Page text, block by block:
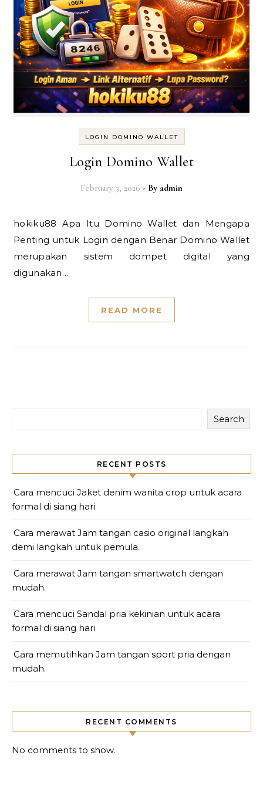
LOGIN DOMINO WALLET
Login Domino Wallet
February 3, 2026 - By admin
hokiku88 Apa Itu Domino Wallet dan Mengapa
Penting untuk Login dengan Benar Domino Wallet
merupakan sistem dompet digital yang
digunakan…
READ MORE
Search
RECENT POSTS
Cara mencuci Jaket denim wanita crop untuk acara
formal di siang hari
Cara merawat Jam tangan casio original langkah
demi langkah untuk pemula.
Cara merawat Jam tangan smartwatch dengan
mudah.
Cara mencuci Sandal pria kekinian untuk acara
formal di siang hari
Cara memutihkan Jam tangan sport pria dengan
mudah.
RECENT COMMENTS
No comments to show.